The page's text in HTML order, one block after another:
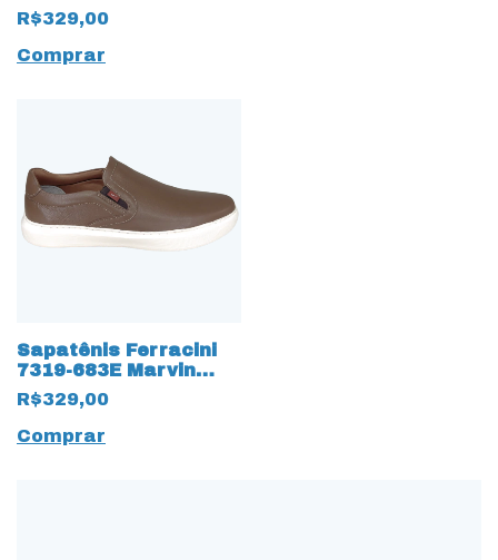
R$329,00
Comprar
Sapatênis Ferracini
7319-683E Marvin
Couro Natural 17491
Marrom
R$329,00
Comprar